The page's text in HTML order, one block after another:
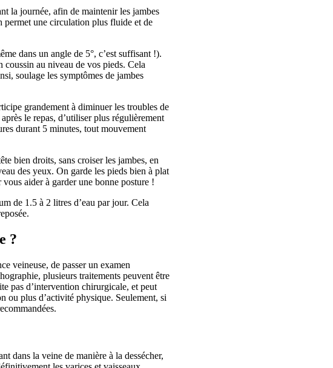
la journée, afin de maintenir les jambes
permet une circulation plus fluide et de
dans un angle de 5°, c’est suffisant !).
au niveau de vos pieds. Cela
soulage les symptômes de jambes
grandement à diminuer les troubles de
le repas, d’utiliser plus régulièrement
durant 5 minutes, tout mouvement
bien droits, sans croiser les jambes, en
des yeux. On garde les pieds bien à plat
aider à garder une bonne posture !
de 1.5 à 2 litres d’eau par jour. Cela
?
veineuse, de passer un examen
plusieurs traitements peuvent être
pas d’intervention chirurgicale, et peut
ou plus d’activité physique. Seulement, si
dans la veine de manière à la dessécher,